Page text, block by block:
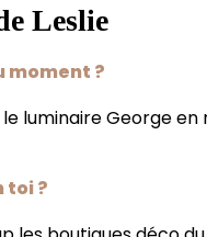
Leslie
moment ?
luminaire George
toi ?